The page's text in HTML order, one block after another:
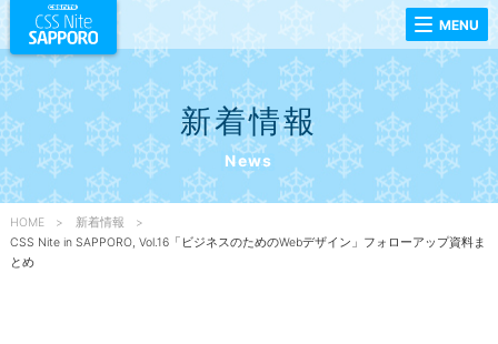
MENU
新着情報
News
HOME
新着情報
CSS Nite in SAPPORO, Vol.16「ビジネスのためのWebデザイン」フォローアップ資料ま
とめ